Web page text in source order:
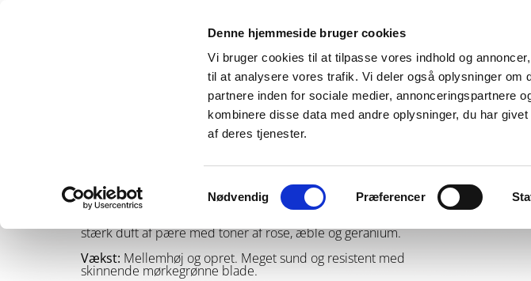
Denne hjemmeside bruger cookies
Vi bruger cookies til at tilpasse vores indhold og
til at analysere vores trafik. Vi deler også oplysninger om
partnere inden for sociale medier, annonceringspartnere
kombinere disse data med andre oplysninger, du har
af deres tjenester.
Nødvendig Præferencer
Forside Roser My little
Delightful Parfuma®
stærk duft af pære med toner af rose, æble og geranium.
Vækst: Mellemhøj og opret. Meget sund og resistent med
skinnende mørkegrønne blade.